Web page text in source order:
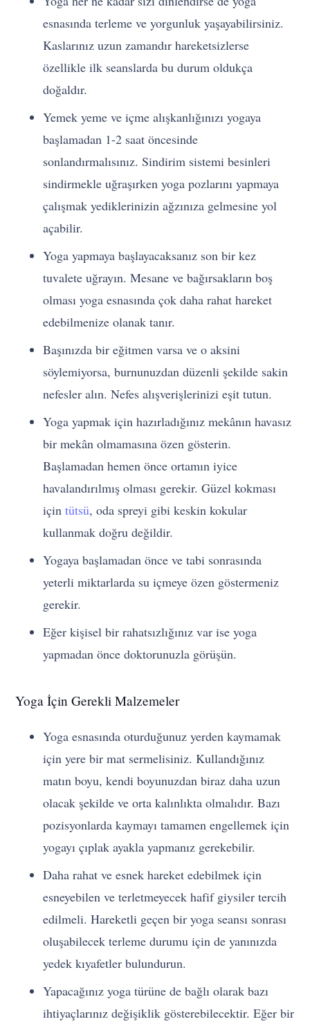
esnasında terleme ve yorgunluk yaşayabilirsiniz.
Kaslarınız uzun zamandır hareketsizlerse
özellikle ilk seanslarda bu durum oldukça
doğaldır.
Yemek yeme ve içme alışkanlığınızı yogaya
başlamadan 1-2 saat öncesinde
sonlandırmalısınız. Sindirim sistemi besinleri
sindirmekle uğraşırken yoga pozlarını yapmaya
çalışmak yediklerinizin ağzınıza gelmesine yol
açabilir.
Yoga yapmaya başlayacaksanız son bir kez
tuvalete uğrayın. Mesane ve bağırsakların boş
olması yoga esnasında çok daha rahat hareket
edebilmenize olanak tanır.
Başınızda bir eğitmen varsa ve o aksini
söylemiyorsa, burnunuzdan düzenli şekilde sakin
nefesler alın. Nefes alışverişlerinizi eşit tutun.
Yoga yapmak için hazırladığınız mekânın havasız
bir mekân olmamasına özen gösterin.
Başlamadan hemen önce ortamın iyice
havalandırılmış olması gerekir. Güzel kokması
içintütsü, oda spreyi gibi keskin kokular
kullanmak doğru değildir.
Yogaya başlamadan önce ve tabi sonrasında
yeterli miktarlarda su içmeye özen göstermeniz
gerekir.
Eğer kişisel bir rahatsızlığınız var ise yoga
yapmadan önce doktorunuzla görüşün.
Yoga İçin Gerekli Malzemeler
Yoga esnasında oturduğunuz yerden kaymamak
için yere bir mat sermelisiniz. Kullandığınız
matın boyu, kendi boyunuzdan biraz daha uzun
olacak şekilde ve orta kalınlıkta olmalıdır. Bazı
pozisyonlarda kaymayı tamamen engellemek için
yogayı çıplak ayakla yapmanız gerekebilir.
Daha rahat ve esnek hareket edebilmek için
esneyebilen ve terletmeyecek hafif giysiler tercih
edilmeli. Hareketli geçen bir yoga seansı sonrası
oluşabilecek terleme durumu için de yanınızda
yedek kıyafetler bulundurun.
Yapacağınız yoga türüne de bağlı olarak bazı
ihtiyaçlarınız değişiklik gösterebilecektir. Eğer bir